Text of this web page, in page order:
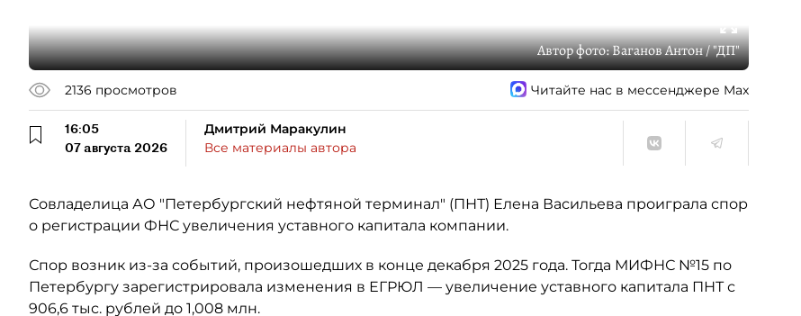
Автор фото:Ваганов Антон / "ДП"
2136 просмотров Читайте нас в мессенджере Max
16:05
07 августа 2026
Дмитрий Маракулин
Все материалы автора
Совладелица АО "Петербургский нефтяной терминал" (ПНТ) Елена Васильева проиграла спор
о регистрации ФНС увеличения уставного капитала компании.
Спор возник из-за событий, произошедших в конце декабря 2025 года. Тогда МИФНС №15 по
Петербургу зарегистрировала изменения в ЕГРЮЛ — увеличение уставного капитала ПНТ с
906,6 тыс. рублей до 1,008 млн.